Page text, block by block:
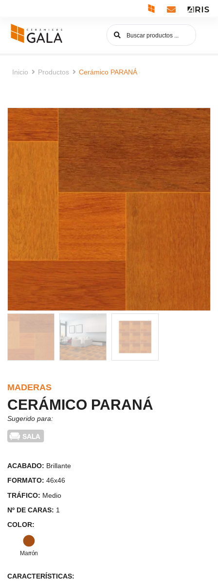
Inicio Productos Cerámico PARANÁ
MADERAS
CERÁMICO PARANÁ
Sugerido para:
ACABADO: Brillante
FORMATO: 46x46
TRÁFICO: Medio
Nº DE CARAS: 1
COLOR:
Marrón
CARACTERÍSTICAS: